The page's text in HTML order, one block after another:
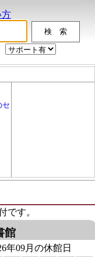
方
セ
です。
館
年09月の休館日